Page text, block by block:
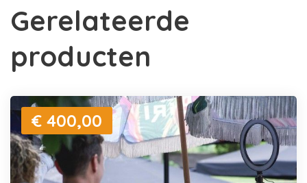
Gerelateerde
producten
€ 400,00